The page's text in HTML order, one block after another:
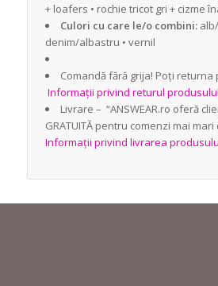
+ loafers • rochie tricot gri + cizme
Culori cu care le/o combini:alb/
denim/albastru • vernil
Comandă fără grija! Poți returna
Informații privind returul produsului
Livrare – “ANSWEAR.ro oferă
GRATUITĂ pentru comenzi mai mari
Informații privind livrarea